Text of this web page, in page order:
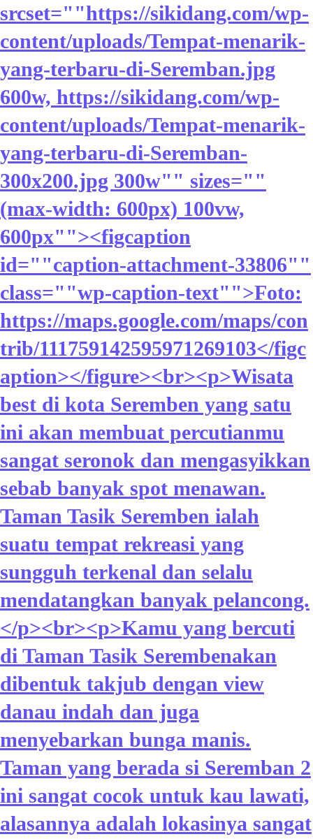
srcset=""https://sikidang.com/wp-
content/uploads/Tempat-menarik-
yang-terbaru-di-Seremban.jpg
600w, https://sikidang.com/wp-
content/uploads/Tempat-menarik-
yang-terbaru-di-Seremban-
300x200.jpg 300w"" sizes=""
(max-width: 600px) 100vw,
600px""><figcaption
id=""caption-attachment-33806""
class=""wp-caption-text"">Foto:
https://maps.google.com/maps/con
trib/111759142595971269103</figc
aption></figure><br><p>Wisata
best di kota Seremben yang satu
ini akan membuat percutianmu
sangat seronok dan mengasyikkan
sebab banyak spot menawan.
Taman Tasik Seremben ialah
suatu tempat rekreasi yang
sungguh terkenal dan selalu
mendatangkan banyak pelancong.
</p><br><p>Kamu yang bercuti
di Taman Tasik Serembenakan
dibentuk takjub dengan view
danau indah dan juga
menyebarkan bunga manis.
Taman yang berada si Seremban 2
ini sangat cocok untuk kau lawati,
alasannya adalah lokasinya sangat